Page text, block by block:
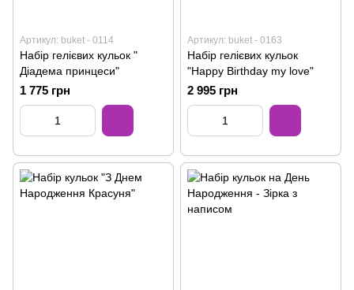
Артикул: buket - 0114
Набір гелієвих кульок "
Діадема принцеси"
1 775 грн
Артикул: buket - 0163
Набір гелієвих кульок
"Happy Birthday my love"
2 995 грн